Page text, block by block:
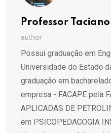
Professor
author
Possui graduação em
Universidade do Estado
graduação em
empresa - FACAPE pela
APLICADAS DE
em PSICOPEDAGOGIA